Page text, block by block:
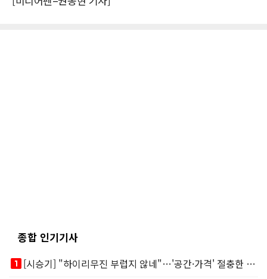
종합 인기기사
looks_one
[시승기] "하이리무진 부럽지 않네"…'공간·가격' 절충한 카니발 하이루프